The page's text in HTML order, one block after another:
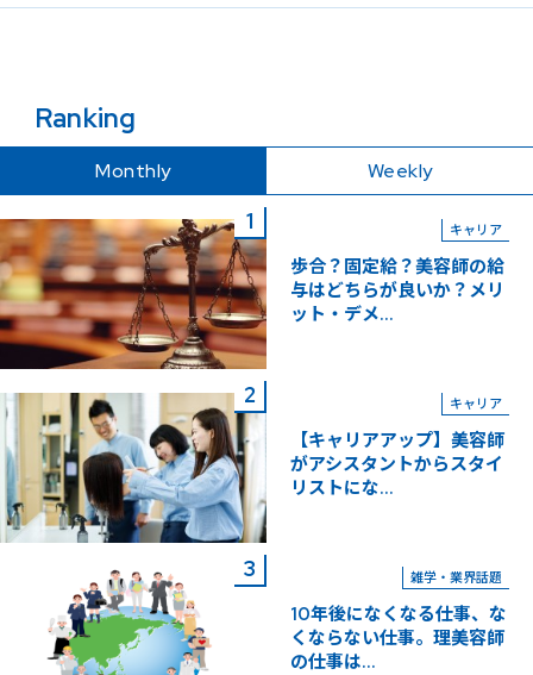
Ranking
Monthly Weekly
キャリア
歩合？固定給？美容師の給
与はどちらが良いか？メリ
ット・デメ...
キャリア
【キャリアアップ】美容師
がアシスタントからスタイ
リストにな...
雑学・業界話題
10年後になくなる仕事、な
くならない仕事。理美容師
の仕事は...